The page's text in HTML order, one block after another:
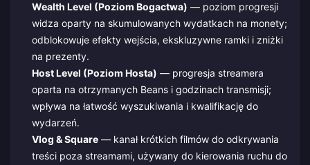
Wealth Level (Poziom Bogactwa) — poziom progresji
widza oparty na skumulowanych wydatkach na monety;
odblokowuje efekty wejścia, ekskluzywne ramki i zniżki
na prezenty.
Host Level (Poziom Hosta) — progresja streamera
oparta na otrzymanych Beans i godzinach transmisji;
wpływa na łatwość wyszukiwania i kwalifikację do
wydarzeń.
Vlog & Square— kanał krótkich filmów do odkrywania
treści poza streamami, używany do kierowania ruchu do